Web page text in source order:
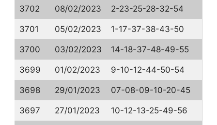
3702 08/02/2023 2-23-25-28-32-54
3701 05/02/2023 1-17-37-38-43-50
3700 03/02/2023 14-18-37-48-49-55
3699 01/02/2023 9-10-12-44-50-54
3698 29/01/2023 07-08-09-10-20-45
3697 27/01/2023 10-12-13-25-49-56